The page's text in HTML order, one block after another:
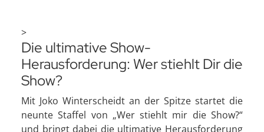
>
Die ultimative Show-
Herausforderung: Wer stiehlt Dir die
Show?
Mit Joko Winterscheidt an der Spitze startet die
neunte Staffel von „Wer stiehlt mir die Show?“
und bringt dabei die ultimative Herausforderung